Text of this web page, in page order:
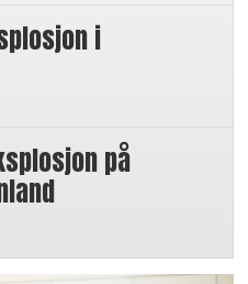
i
på